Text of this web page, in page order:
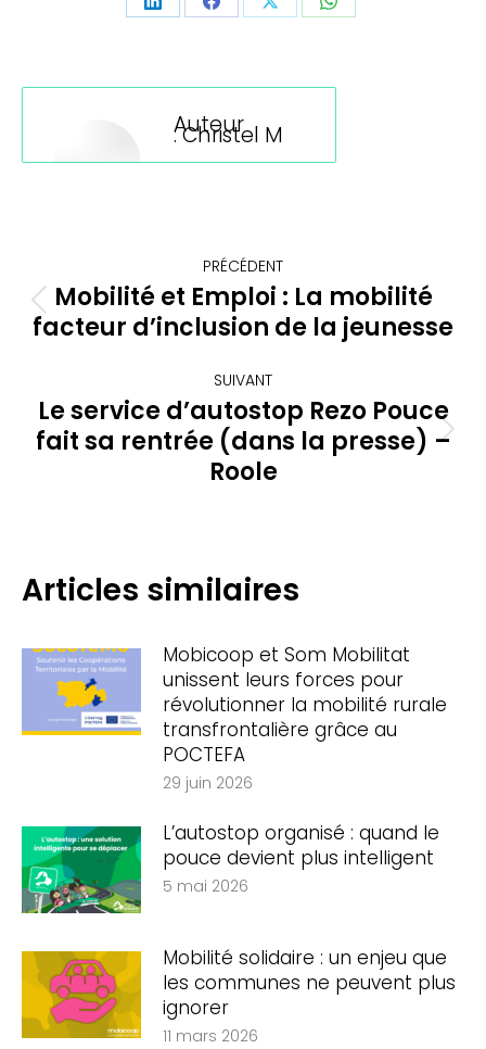
Partager
LinkedIn
Partager
Facebook
Partager
X
Partager
WhatsApp
Auteur
:Christel M
Navigation
article PRÉCÉDENT
Article
précédent
Mobilité et Emploi : La mobilité
facteur d’inclusion de la jeunesse
SUIVANT
Article
suivant
Le service d’autostop Rezo Pouce
fait sa rentrée (dans la presse) –
Roole
Articles similaires
Mobicoop et Som Mobilitat
unissent leurs forces pour
révolutionner la mobilité rurale
transfrontalière grâce au
POCTEFA
29 juin 2026
L’autostop organisé : quand le
pouce devient plus intelligent
5 mai 2026
Mobilité solidaire : un enjeu que
les communes ne peuvent plus
ignorer
11 mars 2026